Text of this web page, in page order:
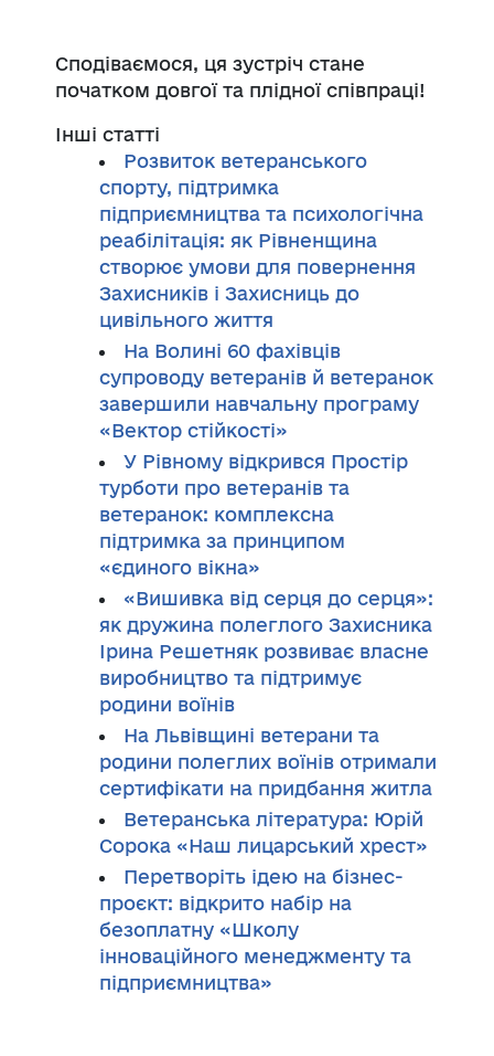
Сподіваємося, ця зустріч стане
початком довгої та плідної співпраці!
Інші статті
Розвиток ветеранського
спорту, підтримка
підприємництва та психологічна
реабілітація: як Рівненщина
створює умови для повернення
Захисників і Захисниць до
цивільного життя
На Волині 60 фахівців
супроводу ветеранів й ветеранок
завершили навчальну програму
«Вектор стійкості»
У Рівному відкрився Простір
турботи про ветеранів та
ветеранок: комплексна
підтримка за принципом
«єдиного вікна»
«Вишивка від серця до серця»:
як дружина полеглого Захисника
Ірина Решетняк розвиває власне
виробництво та підтримує
родини воїнів
На Львівщині ветерани та
родини полеглих воїнів отримали
сертифікати на придбання житла
Ветеранська література: Юрій
Сорока «Наш лицарський хрест»
Перетворіть ідею на бізнес-
проєкт: відкрито набір на
безоплатну «Школу
інноваційного менеджменту та
підприємництва»